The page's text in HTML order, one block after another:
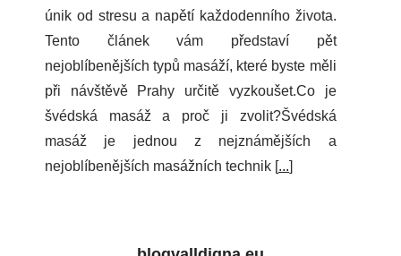
únik od stresu a napětí každodenního života.
Tento článek vám představí pět
nejoblíbenějších typů masáží, které byste měli
při návštěvě Prahy určitě vyzkoušet.Co je
švédská masáž a proč ji zvolit?Švédská
masáž je jednou z nejznámějších a
nejoblíbenějších masážních technik [...]